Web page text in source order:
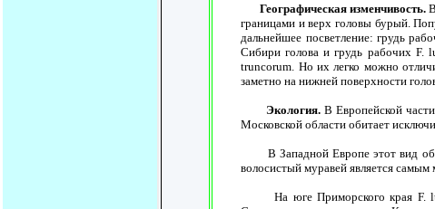
Географическая изменчивость.
границами и верх головы бурый.
дальнейшее посветление: грудь
Сибири голова и грудь рабочих F.
truncorum. Но их легко можно
заметно на нижней поверхности
Экология.В Европейской
Московской области обитает
В Западной Европе этот вид
волосистый муравей является
На юге Приморского края F.